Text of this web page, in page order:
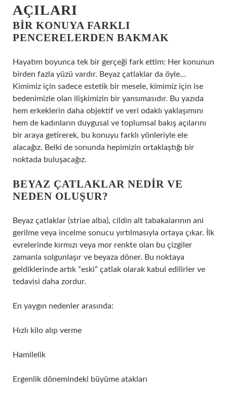
AÇILARI
BIR KONUYA FARKLI
PENCERELERDEN BAKMAK
Hayatım boyunca tek bir gerçeği fark ettim: Her konunun
birden fazla yüzü vardır. Beyaz çatlaklar da öyle…
Kimimiz için sadece estetik bir mesele, kimimiz için ise
bedenimizle olan ilişkimizin bir yansımasıdır. Bu yazıda
hem erkeklerin daha objektif ve veri odaklı yaklaşımını
hem de kadınların duygusal ve toplumsal bakış açılarını
bir araya getirerek, bu konuyu farklı yönleriyle ele
alacağız. Belki de sonunda hepimizin ortaklaştığı bir
noktada buluşacağız.
BEYAZ ÇATLAKLAR NEDIR VE
NEDEN OLUŞUR?
Beyaz çatlaklar (striae alba), cildin alt tabakalarının ani
gerilme veya incelme sonucu yırtılmasıyla ortaya çıkar. İlk
evrelerinde kırmızı veya mor renkte olan bu çizgiler
zamanla solgunlaşır ve beyaza döner. Bu noktaya
geldiklerinde artık “eski” çatlak olarak kabul edilirler ve
tedavisi daha zordur.
En yaygın nedenler arasında:
Hızlı kilo alıp verme
Hamilelik
Ergenlik dönemindeki büyüme atakları